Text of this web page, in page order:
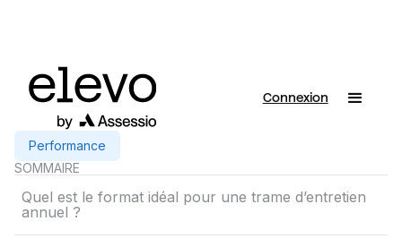
Connexion
Performance
SOMMAIRE
Quel est le format idéal pour une trame d’entretien
annuel ?